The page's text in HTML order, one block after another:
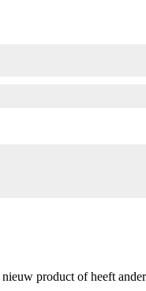
product of heeft